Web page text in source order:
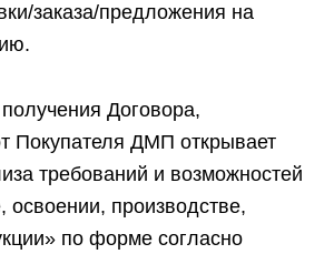
заказа/предложения на
Договора,
Покупателя ДМП открывает
требований и возможностей
освоении, производстве,
по форме согласно